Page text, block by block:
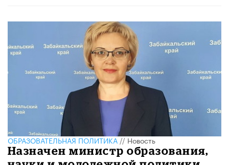
ОБРАЗОВАТЕЛЬНАЯ ПОЛИТИКА//Новость
Назначен министр образования,